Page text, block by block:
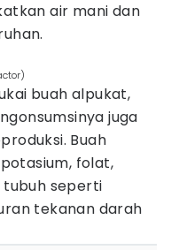
air mani dan
buah alpukat,
juga
Buah
folat,
seperti
tekanan darah